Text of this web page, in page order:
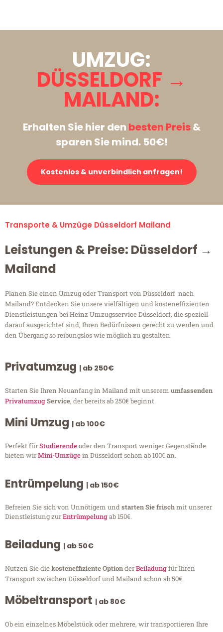
UMZUG:
DÜSSELDORF →
MAILAND:
Erhalten Sie hier den besten Preis&
sparen Sie mind. 50€!
Kostenlos & unverbindlich anfragen!
Transporte & Umzüge Düsseldorf Mailand
Leistungen & Preise: Düsseldorf →
Mailand
Planen Sie einen Umzug oder Transport von Düsseldorf nach
Mailand? Entdecken Sie unsere vielfältigen und kosteneffizienten
Dienstleistungen bei Heinz Umzugsservice Düsseldorf, die speziell
darauf ausgerichtet sind, Ihren Bedürfnissen gerecht zu werden und
den Übergang so reibungslos wie möglich zu gestalten.
Privatumzug | ab 250€
Starten Sie Ihren Neuanfang in Mailand mit unserem umfassenden
PrivatumzugService, der bereits ab 250€ beginnt.
Mini Umzug | ab 100€
Perfekt fürStudierendeoder den Transport weniger Gegenstände
bieten wirMini-Umzügein Düsseldorf schon ab 100€ an.
Entrümpelung | ab 150€
Befreien Sie sich von Unnötigem undstarten Sie frischmit unserer
Dienstleistung zurEntrümpelungab 150€.
Beiladung | ab 50€
Nutzen Sie diekosteneffiziente OptionderBeiladungfür Ihren
Transport zwischen Düsseldorf und Mailand schon ab 50€.
Möbeltransport | ab 80€
Ob ein einzelnes Möbelstück oder mehrere, wir transportieren Ihre